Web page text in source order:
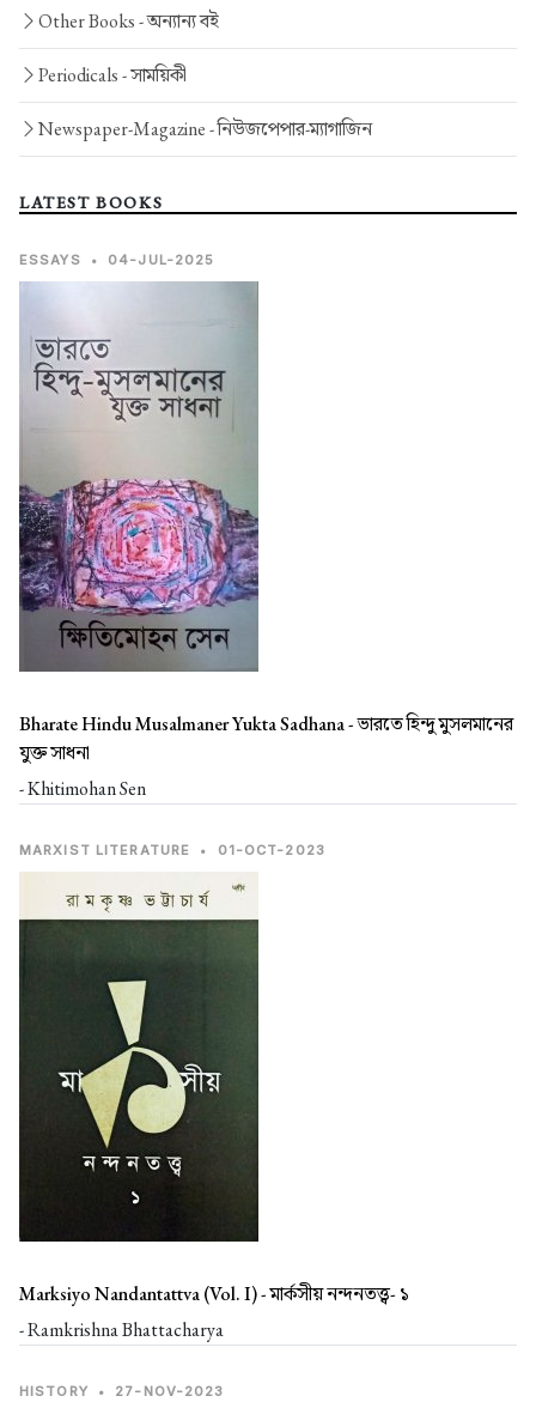
Other Books -অন্যান্য বই
Periodicals -সাময়িকী
Newspaper-Magazine -নিউজপেপার-ম্যাগাজিন
LATEST BOOKS
ESSAYS • 04-JUL-2025
Bharate Hindu Musalmaner Yukta Sadhana -ভারতে হিন্দু মুসলমানের
যুক্ত সাধনা
- Khitimohan Sen
MARXIST LITERATURE • 01-OCT-2023
Marksiyo Nandantattva (Vol. I) -মার্কসীয় নন্দনতত্ত্ব- ১
- Ramkrishna Bhattacharya
HISTORY • 27-NOV-2023